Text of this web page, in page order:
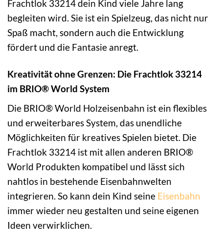
Frachtlok 33214 dein Kind viele Jahre lang
begleiten wird. Sie ist ein Spielzeug, das nicht nur
Spaß macht, sondern auch die Entwicklung
fördert und die Fantasie anregt.
Kreativität ohne Grenzen: Die Frachtlok 33214
im BRIO® World System
Die BRIO® World Holzeisenbahn ist ein flexibles
und erweiterbares System, das unendliche
Möglichkeiten für kreatives Spielen bietet. Die
Frachtlok 33214 ist mit allen anderen BRIO®
World Produkten kompatibel und lässt sich
nahtlos in bestehende Eisenbahnwelten
integrieren. So kann dein Kind seine Eisenbahn
immer wieder neu gestalten und seine eigenen
Ideen verwirklichen.